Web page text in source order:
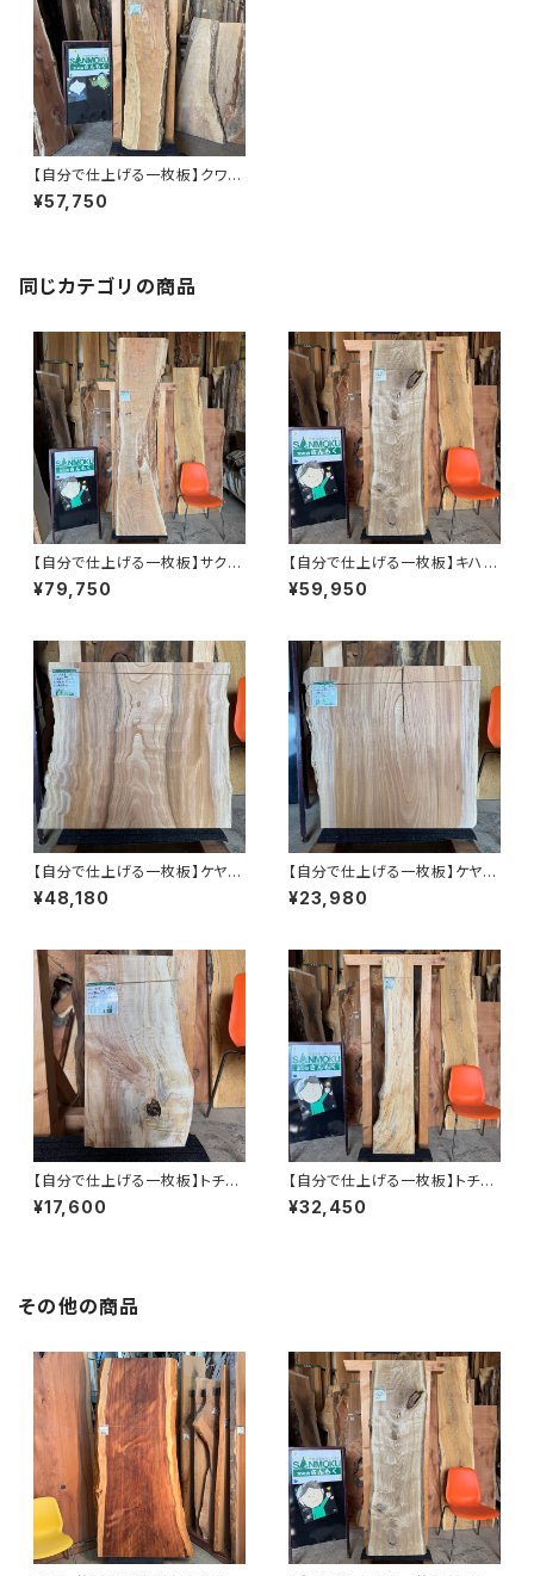
【自分で仕上げる一枚板】クワ17
10×80~320×75㎜【プレーナ
ー仕上げ＆木口カット】
¥57,750
同じカテゴリの商品
【自分で仕上げる一枚板】サクラ
【岩手】2080×170~540×43
㎜【プレーナー仕上げ＆木口カッ
¥79,750
【自分で仕上げる一枚板】キハダ
【岩手】1620×380~480×37
㎜【プレーナー仕上げ＆木口カッ
¥59,950
【自分で仕上げる一枚板】ケヤキ
【岩手】610×630~730×60㎜
【プレーナー仕上げ＆木口カッ
¥48,180
【自分で仕上げる一枚板】ケヤキ
【岩手】640×600~680×53㎜
【プレーナー仕上げ＆木口カッ
¥23,980
【自分で仕上げる一枚板】トチ
【岩手】590×280~330×20㎜
【プレーナー仕上げ＆木口カッ
¥17,600
【自分で仕上げる一枚板】トチ
【岩手】1620×230~340×17㎜
【プレーナー仕上げ＆木口カッ
¥32,450
その他の商品